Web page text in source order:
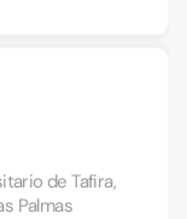
de Tafira,
Palmas